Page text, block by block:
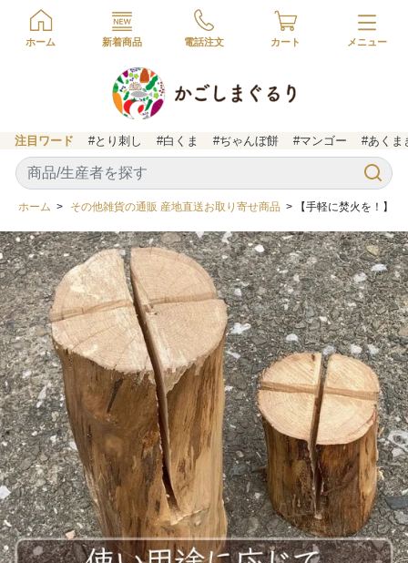
ホーム 新着商品 電話注文 カート
注目ワード #とり刺し #白くま #ぢゃんぼ餅 #マンゴー #あくま
ホーム > その他雑貨の通販 産地直送お取り寄せ商品 > 【手軽に焚火を！】